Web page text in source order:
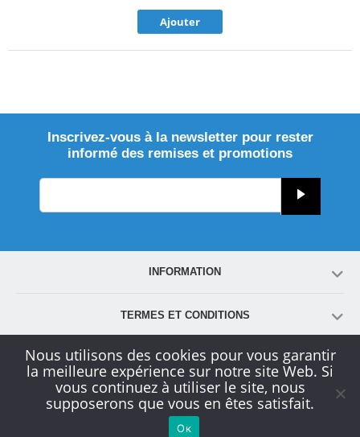
Ajouter
Inscrivez-vous à la newsletter pour rester
informé des remises et promotions
INFORMATION
TERMES ET CONDITIONS
COMPTE
SERVICE CLIENT
Nous utilisons des cookies pour vous garantir
la meilleure expérience sur notre site Web. Si
vous continuez à utiliser le site, nous
supposerons que vous en êtes satisfait.
Ок